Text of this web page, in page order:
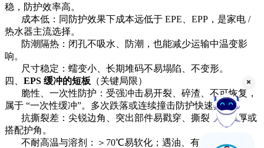
稳，防护效率高。
成本低：同防护效果下成本远低于 EPE、EPP，是家电 /
热水器主流选择。
防潮隔热：闭孔不吸水、防潮，也能减少运输中温变影
响。
尺寸稳定：蠕变小、长期堆码不易塌陷、不变形。
四、 EPS 缓冲的短板 （关键局限）
脆性、一次性防护：受强冲击易开裂、碎渣、不可恢复，
属于 “一次性缓冲”。多次跌落或连续撞击防护快速失效。
抗撕裂差：尖锐边角、突出部件易戳穿、撕裂，需加厚或
搭配护角。
不耐高温与溶剂：＞70℃易软化；遇油、有机溶剂溶胀、
在线客服